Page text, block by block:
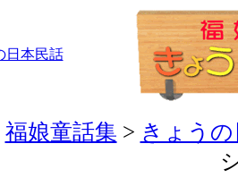
日本民話
福娘童話集 > きょう